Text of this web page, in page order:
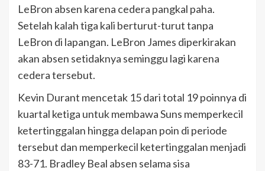
LeBron absen karena cedera pangkal paha.
Setelah kalah tiga kali berturut-turut tanpa
LeBron di lapangan. LeBron James diperkirakan
akan absen setidaknya seminggu lagi karena
cedera tersebut.
Kevin Durant mencetak 15 dari total 19 poinnya di
kuartal ketiga untuk membawa Suns memperkecil
ketertinggalan hingga delapan poin di periode
tersebut dan memperkecil ketertinggalan menjadi
83-71. Bradley Beal absen selama sisa